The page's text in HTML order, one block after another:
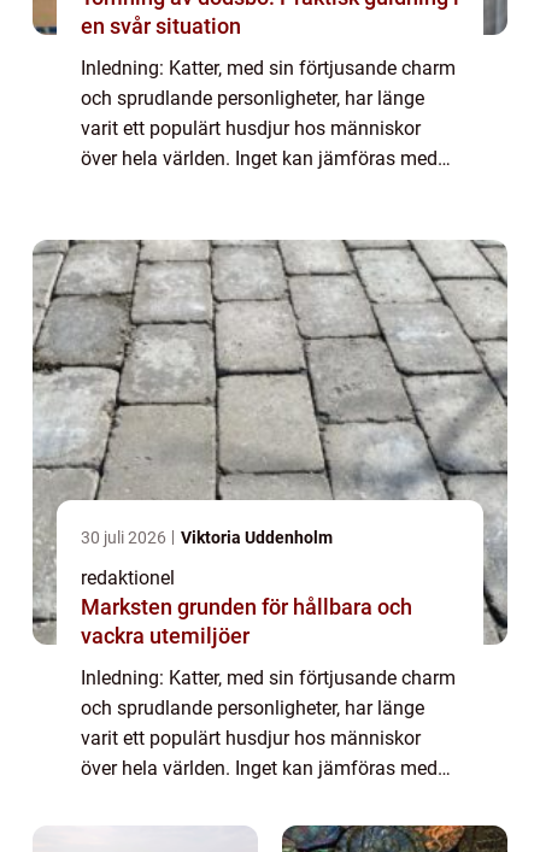
en svår situation
Inledning: Katter, med sin förtjusande charm
och sprudlande personligheter, har länge
varit ett populärt husdjur hos människor
över hela världen. Inget kan jämföras med
30 juli 2026 Viktoria Uddenholm
redaktionel
Marksten grunden för hållbara och
vackra utemiljöer
Inledning: Katter, med sin förtjusande charm
och sprudlande personligheter, har länge
varit ett populärt husdjur hos människor
över hela världen. Inget kan jämföras med
eller att se deras ögon glittra när de...